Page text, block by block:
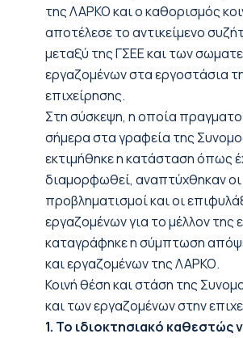
της ΛΑΡΚΟ και ο καθορισμός
αποτέλεσε το αντικείμενο
μεταξύ της ΓΣΕΕ και των
εργαζομένων στα εργοστάσια
επιχείρησης.
Στη σύσκεψη, η οποία
σήμερα στα γραφεία της
εκτιμήθηκε η κατάσταση όπως
διαμορφωθεί, αναπτύχθηκαν οι
προβληματισμοί και οι
εργαζομένων για το μέλλον της
καταγράφηκε η σύμπτωση
και εργαζομένων της ΛΑΡΚΟ.
Κοινή θέση και στάση της
και των εργαζομένων στην
1. Το ιδιοκτησιακό καθεστώς